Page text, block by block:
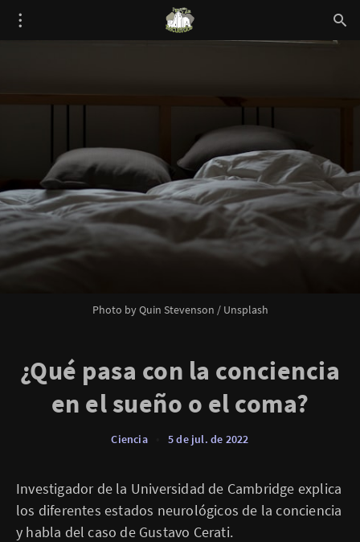
Photo byQuin Stevenson / Unsplash
¿Qué pasa con la conciencia
en el sueño o el coma?
Ciencia 5 de jul. de 2022
Investigador de la Universidad de Cambridge explica
los diferentes estados neurológicos de la conciencia
y habla del caso de Gustavo Cerati.